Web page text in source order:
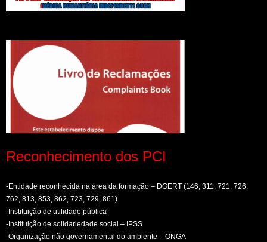
Reconhecimento dos PCI
-Entidade reconhecida na área da formação – DGERT (146, 311, 721, 726,
762, 813, 853, 862, 723, 729, 861)
-Instituição de utilidade pública
-Instituição de solidariedade social – IPSS
-Organização não governamental do ambiente – ONGA